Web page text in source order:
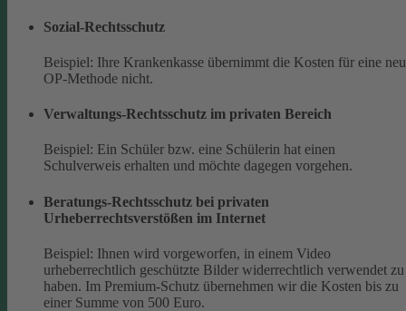
Sozial-Rechtsschutz
Beispiel: Ihre Krankenkasse übernimmt die Kosten für eine
OP-Methode nicht.
Verwaltungs-Rechtsschutz im privaten Bereich
Beispiel: Ein Schüler bzw. eine Schülerin hat einen
Schulverweis erhalten und möchte dagegen vorgehen.
Beratungs-Rechtsschutz bei privaten
Urheberrechtsverstößen im Internet
Beispiel: Ihnen wird vorgeworfen, in einem Video
urheberrechtlich geschützte Bilder widerrechtlich verwendet zu
haben. Im Premium-Schutz übernehmen wir die Kosten bis zu
einer Summe von 500 Euro.